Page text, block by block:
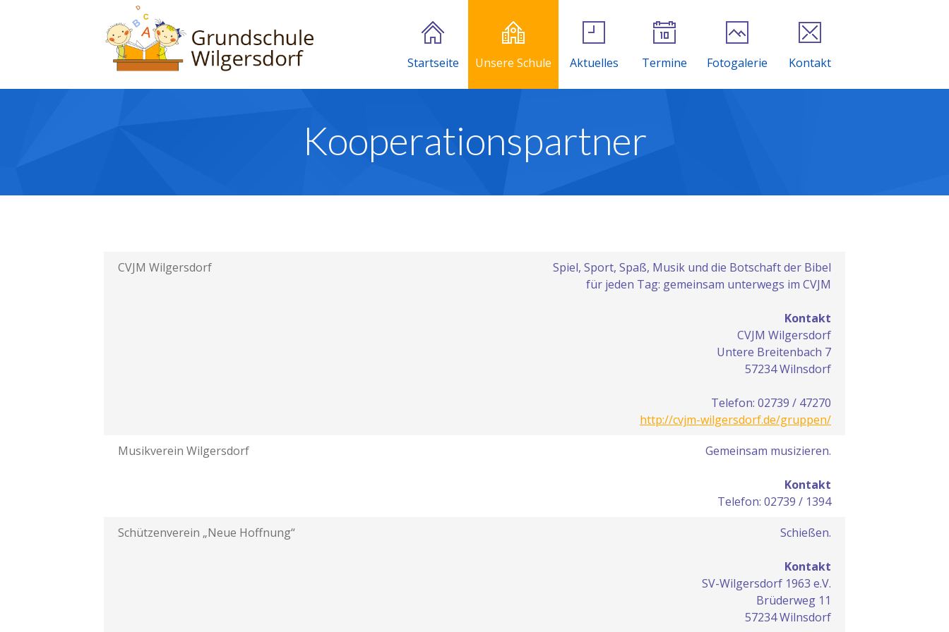
Startseite Unsere Schule Aktuelles Termine Fotogalerie Kontakt
Kooperationspartner
CVJM Wilgersdorf
Spiel, Sport, Spaß, Musik und die Botschaft der Bibel
für jeden Tag: gemeinsam unterwegs im CVJM
Kontakt
CVJM Wilgersdorf
Untere Breitenbach 7
57234 Wilnsdorf
Telefon: 02739 / 47270
http://cvjm-wilgersdorf.de/gruppen/
Musikverein Wilgersdorf
Gemeinsam musizieren.
Kontakt
Telefon: 02739 / 1394
Schützenverein „Neue Hoffnung“
Schießen.
Kontakt
SV-Wilgersdorf 1963 e.V.
Brüderweg 11
57234 Wilnsdorf